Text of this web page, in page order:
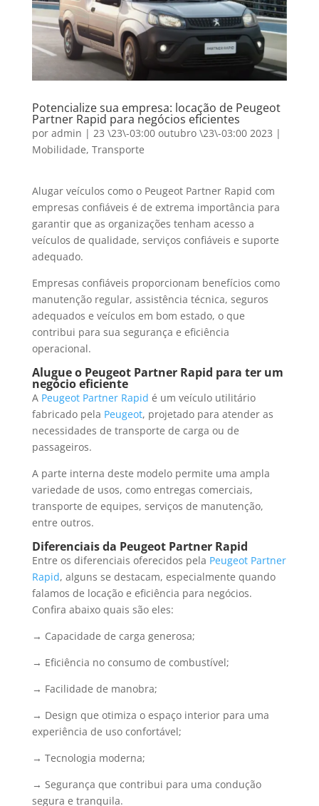
Potencialize sua empresa: locação de Peugeot
Partner Rapid para negócios eficientes
por admin | 23 \23\-03:00 outubro \23\-03:00 2023 |
Mobilidade, Transporte
Alugar veículos como o Peugeot Partner Rapid com
empresas confiáveis é de extrema importância para
garantir que as organizações tenham acesso a
veículos de qualidade, serviços confiáveis e suporte
adequado.
Empresas confiáveis proporcionam benefícios como
manutenção regular, assistência técnica, seguros
adequados e veículos em bom estado, o que
contribui para sua segurança e eficiência
operacional.
Alugue o Peugeot Partner Rapid para ter um
negócio eficiente
A Peugeot Partner Rapid é um veículo utilitário
fabricado pela Peugeot, projetado para atender as
necessidades de transporte de carga ou de
passageiros.
A parte interna deste modelo permite uma ampla
variedade de usos, como entregas comerciais,
transporte de equipes, serviços de manutenção,
entre outros.
Diferenciais da Peugeot Partner Rapid
Entre os diferenciais oferecidos pela Peugeot Partner
Rapid, alguns se destacam, especialmente quando
falamos de locação e eficiência para negócios.
Confira abaixo quais são eles:
→ Capacidade de carga generosa;
→ Eficiência no consumo de combustível;
→ Facilidade de manobra;
→ Design que otimiza o espaço interior para uma
experiência de uso confortável;
→ Tecnologia moderna;
→ Segurança que contribui para uma condução
segura e tranquila.